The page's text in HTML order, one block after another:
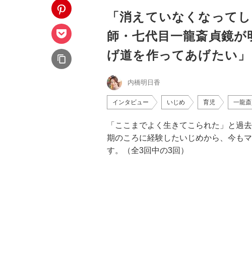
「消えていなくなって
師・七代目一龍斎貞鏡
げ道を作ってあげたい」
内橋明日香
インタビュー いじめ 育児 一龍
「ここまでよく生きてこられた」と過
期のころに経験したいじめから、今も
す。（全3回中の3回）